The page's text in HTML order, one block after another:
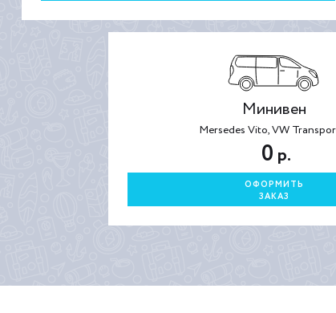
Минивен
Mersedes Vito, VW
0 р.
ОФОРМИТЬ
ЗАКАЗ